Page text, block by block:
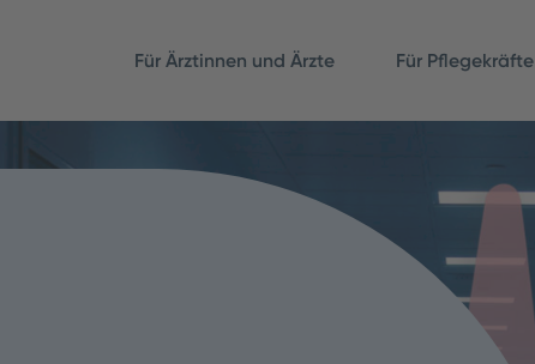
Für Ärztinnen und Ärzte Für Pflegekräfte